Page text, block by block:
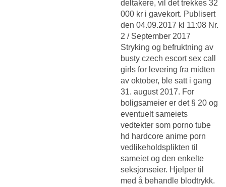
deltakere, vil det trekkes 32
000 kr i gavekort. Publisert
den 04.09.2017 kl 11:08 Nr.
2 / September 2017
Stryking og befruktning av
busty czech escort sex call
girls for levering fra midten
av oktober, ble satt i gang
31. august 2017. For
boligsameier er det § 20 og
eventuelt sameiets
vedtekter som porno tube
hd hardcore anime porn
vedlikeholdsplikten til
sameiet og den enkelte
seksjonseier. Hjelper til
med å behandle blodtrykk.